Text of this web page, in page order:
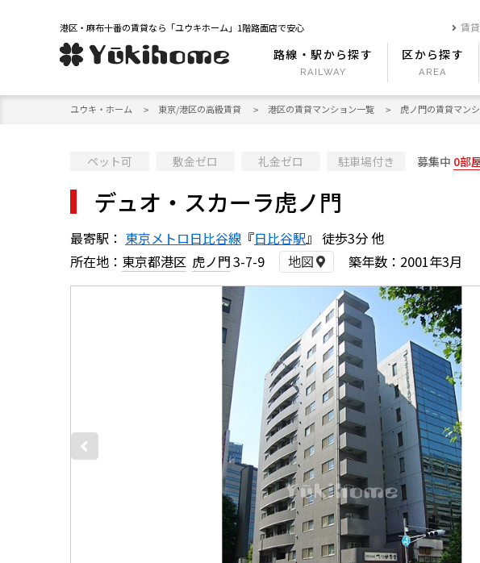
港区・麻布十番の賃貸なら「ユウキホーム」1階路面店で安心 賃
路線・駅から探す 区から探す
ユウキ・ホーム 東京/港区の高級賃貸 港区の賃貸マンション一覧 虎ノ門の賃貸マン
ペット可 敷金ゼロ 礼金ゼロ 駐車場付き 募集中 0部
デュオ・スカーラ虎ノ門
最寄駅： 東京メトロ日比谷線 『日比谷駅』 徒歩3分 他
所在地： 東京都港区 虎ノ門3-7-9 地図 築年数：2001年3月